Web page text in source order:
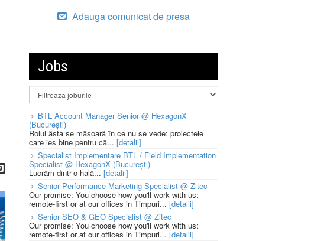
Adauga comunicat de presa
Jobs
BTL Account Manager Senior @ HexagonX
(București)
Rolul ăsta se măsoară în ce nu se vede: proiectele
care ies bine pentru că... [detalii]
Specialist Implementare BTL / Field Implementation
Specialist @ HexagonX (București)
Lucrăm dintr-o hală... [detalii]
Senior Performance Marketing Specialist @ Zitec
Our promise: You choose how you'll work with us:
remote-first or at our offices in Timpuri... [detalii]
Senior SEO & GEO Specialist @ Zitec
Our promise: You choose how you'll work with us:
remote-first or at our offices in Timpuri... [detalii]